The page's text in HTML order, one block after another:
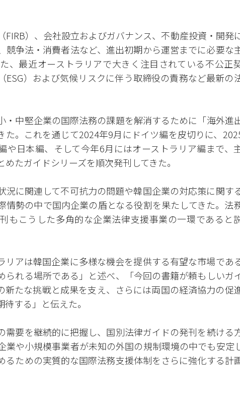
FIRB）、会社設立およびガバナンス、不動産投資・開発
競争法・消費者法など、進出初期から運営までに必要な
、最近オーストラリアで大きく注目されている不公正
ESG）および気候リスクに伴う取締役の責務など最新の
・中堅企業の国際法務の課題を解消するために「海外進
た。これを通じて2024年9月にドイツ編を皮切りに、
や日本編、そして今年6月にはオーストラリア編まで、
たガイドシリーズを順次発刊してきた。
況に関連して不可抗力の問題や韓国企業の対応策に関す
情勢の中で国内企業の盾となる役割を果たしてきた。法
もこうした多角的な企業法律支援事業の一環であると
アは韓国企業に多様な機会を提供する有望な市場である
られる場所である」と述べ、「今回の書籍が頼もしいガ
新たな挑戦と成果を支え、さらには両国の経済協力の促
する」と伝えた。
需要を継続的に把握し、国別法律ガイドの発刊を続ける
業や小規模事業者が未知の外国の規制環境の中でも安定
るための実質的な国際法務支援体制をさらに強化する計